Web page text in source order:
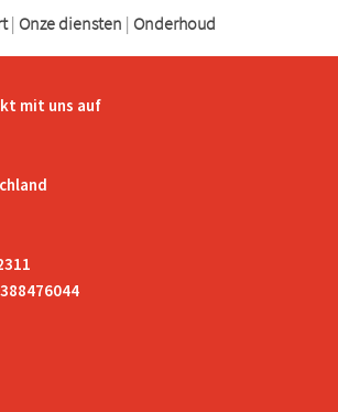
| Onze diensten | Onderhoud
mit uns auf